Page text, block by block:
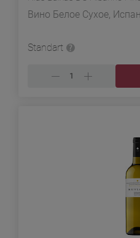
Вино Белое Сухое,
Standart